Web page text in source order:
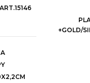
+GOLD/